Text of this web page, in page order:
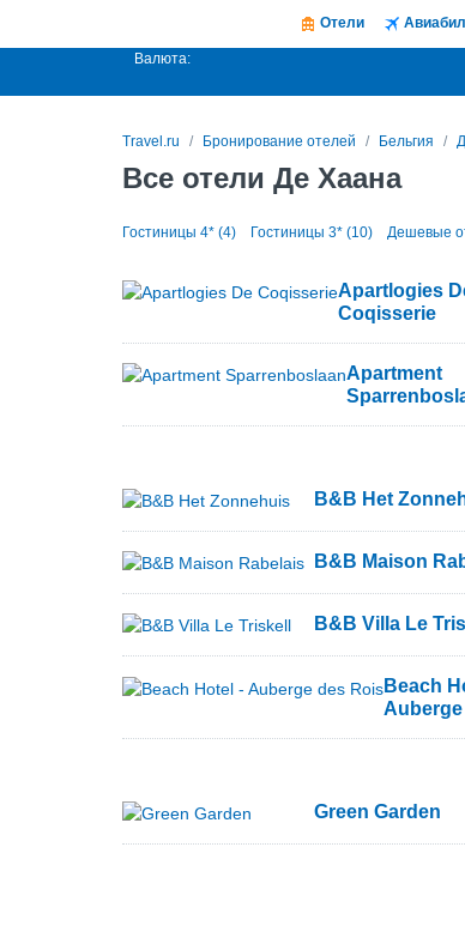
Отели
Валюта:
Travel.ru Бронирование отелей Бельгия
Все отели Де Хаана
Гостиницы 4* (4) Гостиницы 3* (10) Дешевые
Apartlogies
Coqisserie
Apartment
B&B Het
B&B Maison
B&B Villa Le
Beach
Green Garden